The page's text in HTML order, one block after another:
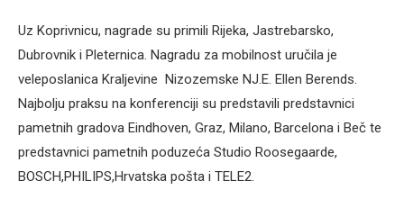
Uz Koprivnicu, nagrade su primili Rijeka, Jastrebarsko,
Dubrovnik i Pleternica. Nagradu za mobilnost uručila je
veleposlanica Kraljevine Nizozemske NJ.E. Ellen Berends.
Najbolju praksu na konferenciji su predstavili predstavnici
pametnih gradova Eindhoven, Graz, Milano, Barcelona i Beč te
predstavnici pametnih poduzeća Studio Roosegaarde,
BOSCH,PHILIPS,Hrvatska pošta i TELE2.